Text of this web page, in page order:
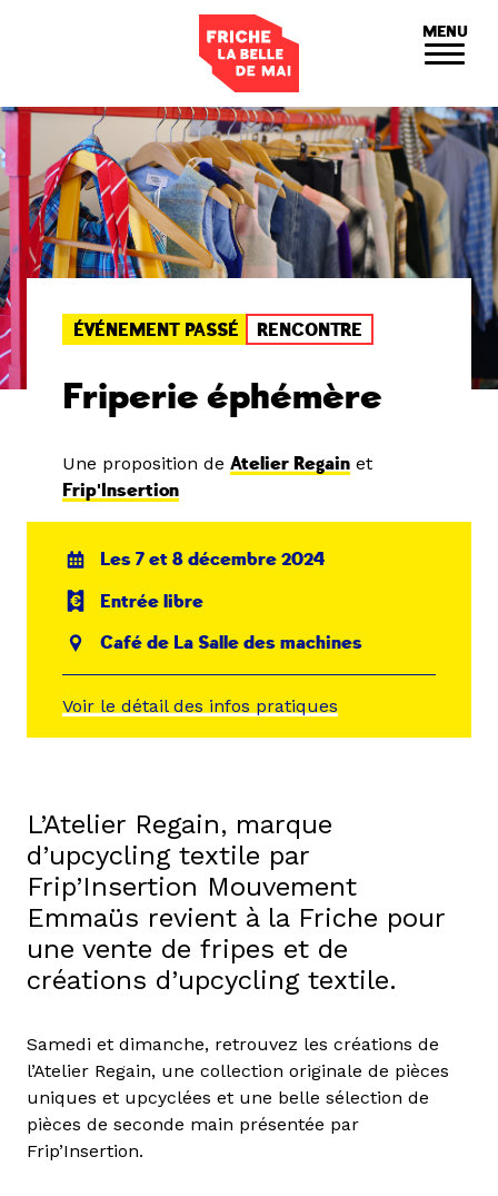
MENU
ÉVÉNEMENT PASSÉ RENCONTRE
Friperie éphémère
Une proposition de Atelier Regain et
Frip'Insertion
Les 7 et 8 décembre 2024
Entrée libre
Café de La Salle des machines
Voir le détail des infos pratiques
L’Atelier Regain, marque
d’upcycling textile par
Frip’Insertion Mouvement
Emmaüs revient à la Friche pour
une vente de fripes et de
créations d’upcycling textile.
Samedi et dimanche, retrouvez les créations de
l’Atelier Regain, une collection originale de pièces
uniques et upcyclées et une belle sélection de
pièces de seconde main présentée par
Frip’Insertion.
Panneau de gestion des cookies